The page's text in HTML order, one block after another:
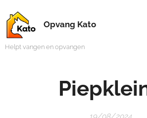
Opvang Kato
Helpt vangen en opvangen